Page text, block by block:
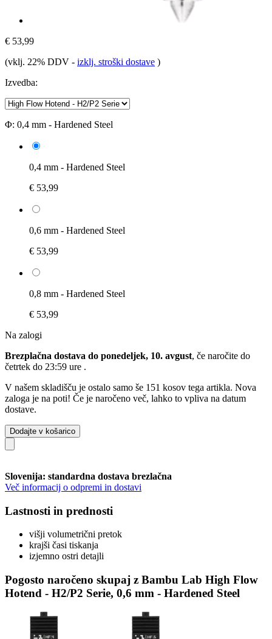
€ 53,99
(vklj. 22% DDV - izklj. stroški dostave )
Izvedba:
Φ: 0,4 mm - Hardened Steel
0,4 mm - Hardened Steel
€ 53,99
0,6 mm - Hardened Steel
€ 53,99
0,8 mm - Hardened Steel
€ 53,99
Na zalogi
Brezplačna dostava do ponedeljek, 10. avgust, če naročite do
četrtek do 23:59 ure .
V našem skladišču je ostalo samo še 151 kosov tega artikla. Nova
zaloga je na poti! Če je naročeno več, lahko to vpliva na datum
dostave.
Dodajte v košarico
Slovenija: standardna dostava brezlačna
Več informacij o odpremi in dostavi
Lastnosti in prednosti
višji volumetrični pretok
krajši časi tiskanja
izjemno ostri detajli
Pogosto naročeno skupaj z Bambu Lab High Flow
Hotend - H2/P2 Serie, 0,6 mm - Hardened Steel